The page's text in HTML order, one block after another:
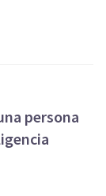
persona